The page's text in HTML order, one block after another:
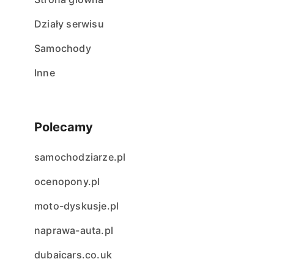
Działy serwisu
Samochody
Inne
Polecamy
samochodziarze.pl
ocenopony.pl
moto-dyskusje.pl
naprawa-auta.pl
dubaicars.co.uk